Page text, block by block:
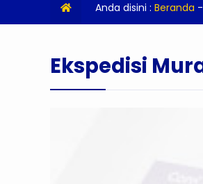
Anda disini : Beranda
Ekspedisi